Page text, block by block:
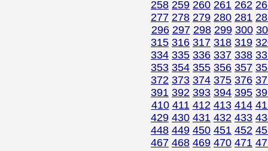
258 259 260 261 262
277 278 279 280 281
296 297 298 299 300
315 316 317 318 319
334 335 336 337 338
353 354 355 356 357
372 373 374 375 376
391 392 393 394 395
410 411 412 413 414
429 430 431 432 433
448 449 450 451 452
467 468 469 470 471